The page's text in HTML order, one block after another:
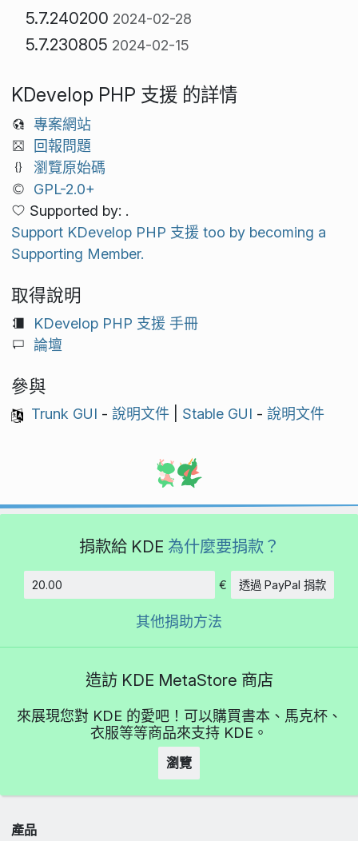
5.7.240200 2024-02-28
5.7.230805 2024-02-15
KDevelop PHP 支援 的詳情
專案網站
回報問題
瀏覽原始碼
GPL-2.0+
Supported by: .
Support KDevelop PHP 支援 too by becoming a
Supporting Member.
取得說明
KDevelop PHP 支援 手冊
論壇
參與
Trunk GUI - 說明文件| Stable GUI - 說明文件
捐款給 KDE 為什麼要捐款？
€ 透過 PayPal 捐款
其他捐助方法
造訪 KDE MetaStore 商店
來展現您對 KDE 的愛吧！可以購買書本、馬克杯、
衣服等等商品來支持 KDE。
瀏覽
產品